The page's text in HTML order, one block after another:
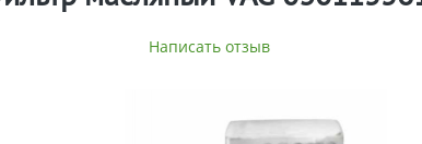
Написать отзыв